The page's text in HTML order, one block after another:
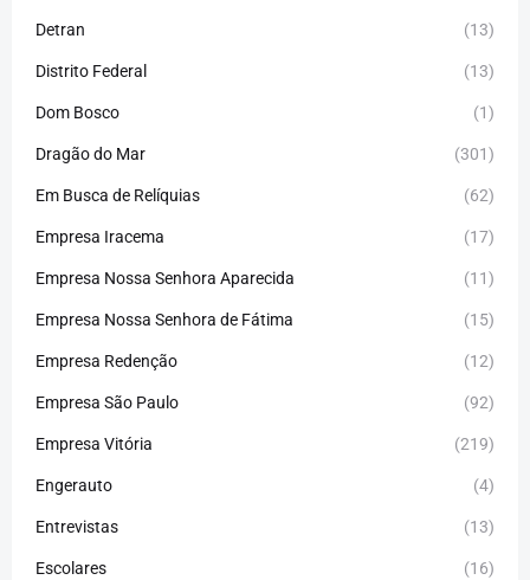
Detran (13)
Distrito Federal (13)
Dom Bosco (1)
Dragão do Mar (301)
Em Busca de Relíquias (62)
Empresa Iracema (17)
Empresa Nossa Senhora Aparecida (11)
Empresa Nossa Senhora de Fátima (15)
Empresa Redenção (12)
Empresa São Paulo (92)
Empresa Vitória (219)
Engerauto (4)
Entrevistas (13)
Escolares (16)